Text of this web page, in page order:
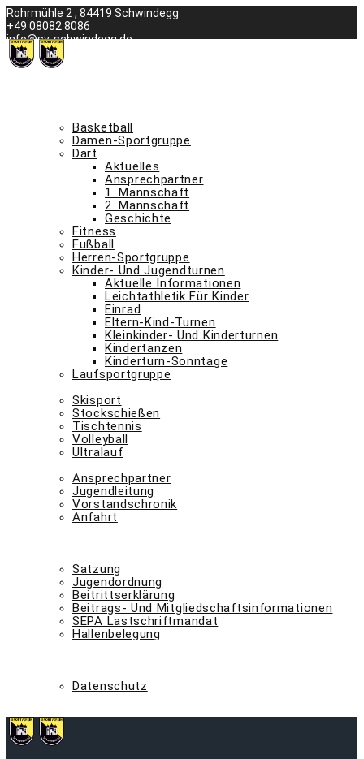
Skip
to
content
Rohrmühle 2 , 84419 Schwindegg
+49 08082 8086
info@sv-schwindegg.de
Basketball
Damen-Sportgruppe
Dart
Aktuelles
Ansprechpartner
1. Mannschaft
2. Mannschaft
Geschichte
Fitness
Fußball
Herren-Sportgruppe
Kinder- Und Jugendturnen
Aktuelle Informationen
Leichtathletik Für Kinder
Einrad
Eltern-Kind-Turnen
Kleinkinder- Und Kinderturnen
Kindertanzen
Kinderturn-Sonntage
Laufsportgruppe
Skisport
Stockschießen
Tischtennis
Volleyball
Ultralauf
Ansprechpartner
Jugendleitung
Vorstandschronik
Anfahrt
Satzung
Jugendordnung
Beitrittserklärung
Beitrags- Und Mitgliedschaftsinformationen
SEPA Lastschriftmandat
Hallenbelegung
Datenschutz